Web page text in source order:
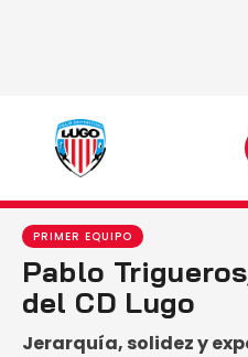
PRIMER EQUIPO
Pablo
del CD Lugo
Jerarquía, solidez y